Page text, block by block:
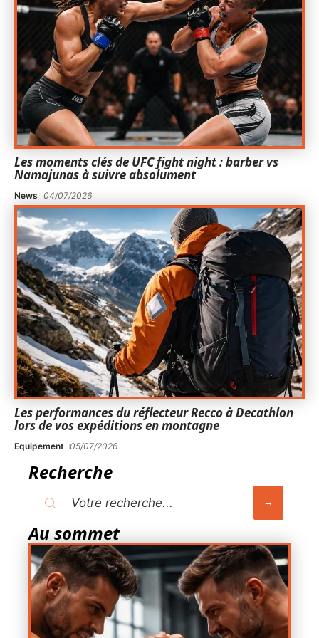
Les moments clés de UFC fight night : barber vs
Namajunas à suivre absolument
News 04/07/2026
Les performances du réflecteur Recco à Decathlon
lors de vos expéditions en montagne
Equipement 05/07/2026
Recherche
Au sommet